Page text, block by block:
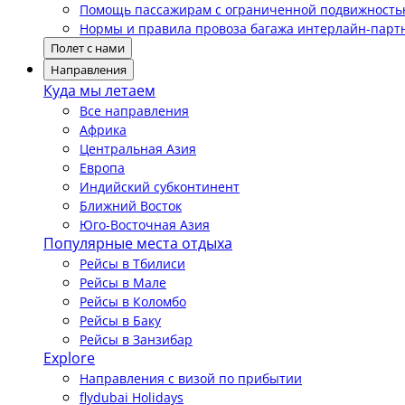
Помощь пассажирам с ограниченной
Нормы и правила провоза багажа интерлайн-
Полет с нами
Направления
Куда мы летаем
Все направления
Африка
Центральная Азия
Европа
Индийский субконтинент
Ближний Восток
Юго-Восточная Азия
Популярные места отдыха
Рейсы в Тбилиси
Рейсы в Мале
Рейсы в Коломбо
Рейсы в Баку
Рейсы в Занзибар
Explore
Направления с визой по прибытии
flydubai Holidays